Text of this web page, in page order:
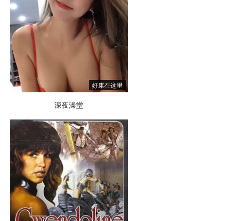
好康在这里
深夜澡堂